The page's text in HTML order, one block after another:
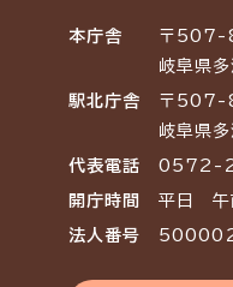
本庁舎
〒
岐阜県
駅北庁舎
〒
岐阜県
代表電話 0572-
開庁時間 平日 午
法人番号